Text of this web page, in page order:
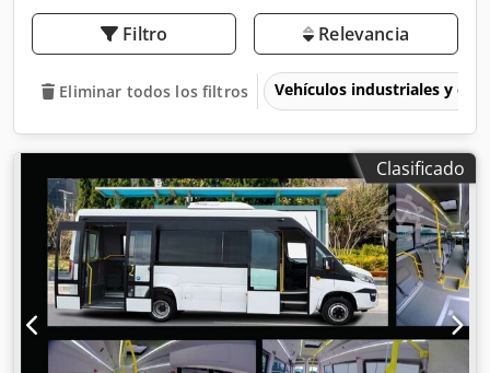
Filtro Relevancia
Eliminar todos los filtros Vehículos industriales y
Clasificado